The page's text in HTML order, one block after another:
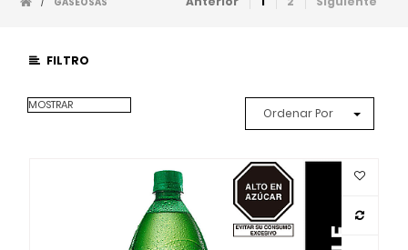
FILTRO
MOSTRAR
Ordenar Por